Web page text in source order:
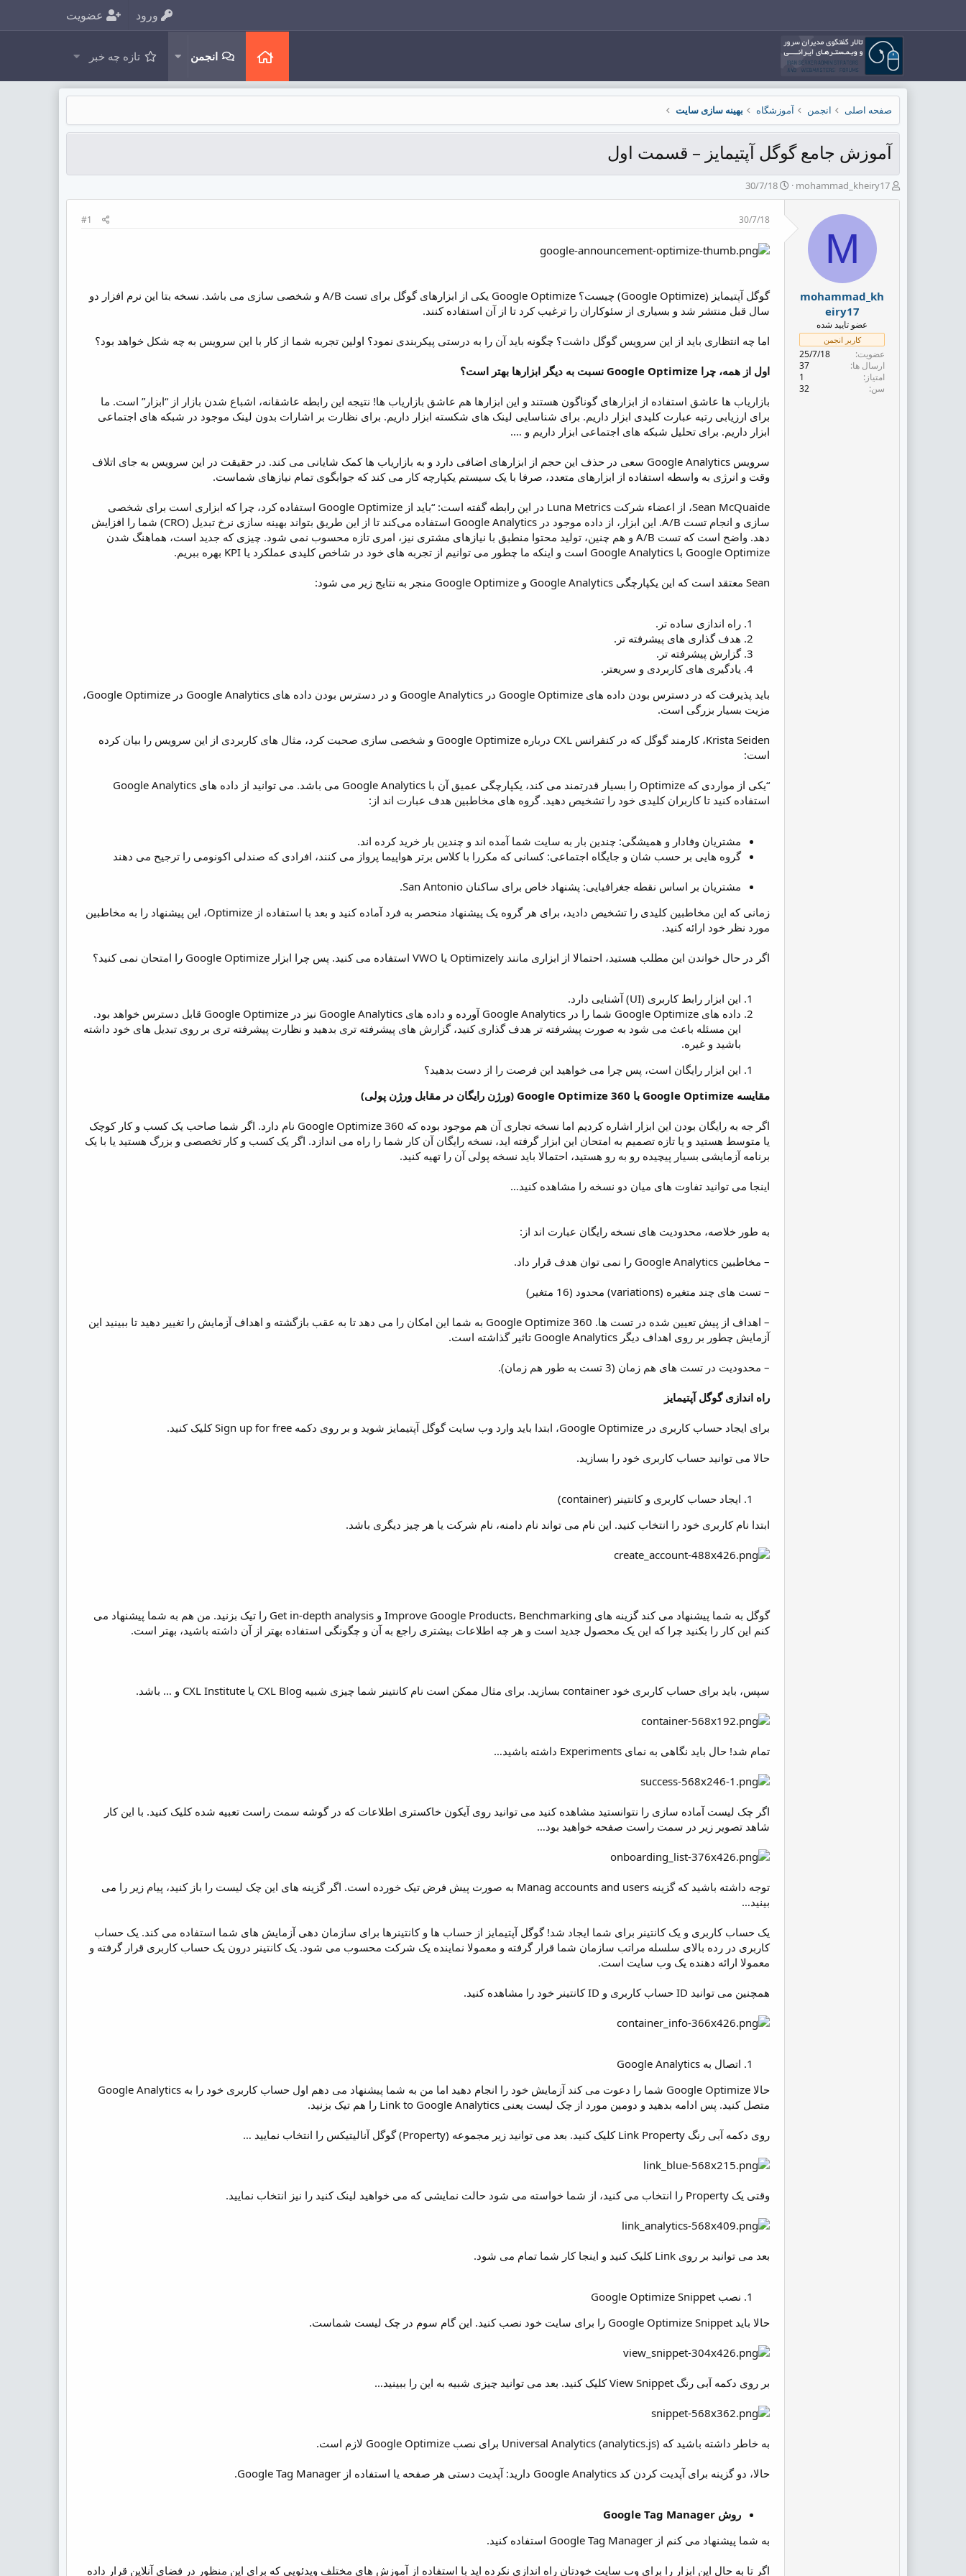
ورود عضویت
انجمن تازه چه خبر
صفحه اصلی انجمن آموزشگاه بهینه سازی سایت
آموزش جامع گوگل آپتیمایز – قسمت اول
ش
ر
mohammad_kheiry17
ت
ا
30/7/18
M
mohammad_kh
eiry17
عضو تایید شده
کاربر انجمن
عضویت
25/7/18
ارسال ها
37
امتیاز
1
سن
32
30/7/18
#1
گوگل آپتیمایز (Google Optimize) چیست؟ Google Optimize یکی از ابزارهای گوگل برای تست A/B و شخصی سازی می باشد. نسخه بتا این نرم افزار دو
سال قبل منتشر شد و بسیاری از سئوکاران را ترغیب کرد تا از آن استفاده کنند.
اما چه انتظاری باید از این سرویس گوگل داشت؟ چگونه باید آن را به درستی پیکربندی نمود؟ اولین تجربه شما از کار با این سرویس به چه شکل خواهد بود؟
اول از همه، چرا Google Optimize نسبت به دیگر ابزارها بهتر است؟
بازاریاب ها عاشق استفاده از ابزارهای گوناگون هستند و این ابزارها هم عاشق بازاریاب ها! نتیجه این رابطه عاشقانه، اشباع شدن بازار از “ابزار” است. ما
برای ارزیابی رتبه عبارت کلیدی ابزار داریم. برای شناسایی لینک های شکسته ابزار داریم. برای نظارت بر اشارات بدون لینک موجود در شبکه های اجتماعی
ابزار داریم. برای تحلیل شبکه های اجتماعی ابزار داریم و ….
سرویس Google Analytics سعی در حذف این حجم از ابزارهای اضافی دارد و به بازاریاب ها کمک شایانی می کند. در حقیقت در این سرویس به جای اتلاف
وقت و انرژی به واسطه استفاده از ابزارهای متعدد، صرفا با یک سیستم یکپارچه کار می کند که جوابگوی تمام نیازهای شماست.
Sean McQuaide، از اعضاء شرکت Luna Metrics در این رابطه گفته است: “باید از Google Optimize استفاده کرد، چرا که ابزاری است برای شخصی
سازی و انجام تست A/B. این ابزار، از داده موجود در Google Analytics استفاده می‌کند تا از این طریق بتواند بهینه سازی نرخ تبدیل (CRO) شما را افزایش
دهد. واضح است که تست A/B و هم چنین، تولید محتوا منطبق با نیازهای مشتری نیز، امری تازه محسوب نمی شود. چیزی که جدید است، هماهنگ شدن
Google Optimize با Google Analytics است و اینکه ما چطور می توانیم از تجربه های خود در شاخص کلیدی عملکرد یا KPI بهره ببریم.
Sean معتقد است که این یکپارچگی Google Analytics و Google Optimize منجر به نتایج زیر می شود:
راه اندازی ساده تر.
هدف گذاری های پیشرفته تر.
گزارش پیشرفته تر.
یادگیری های کاربردی و سریعتر.
باید پذیرفت که در دسترس بودن داده های Google Optimize در Google Analytics و در دسترس بودن داده های Google Analytics در Google Optimize،
مزیت بسیار بزرگی است.
Krista Seiden، کارمند گوگل که در کنفرانس CXL درباره Google Optimize و شخصی سازی صحبت کرد، مثال های کاربردی از این سرویس را بیان کرده
است:
“یکی از مواردی که Optimize را بسیار قدرتمند می کند، یکپارچگی عمیق آن با Google Analytics می باشد. می توانید از داده های Google Analytics
استفاده کنید تا کاربران کلیدی خود را تشخیص دهید. گروه های مخاطبین هدف عبارت اند از:
مشتریان وفادار و همیشگی: چندین بار به سایت شما آمده اند و چندین بار خرید کرده اند.
گروه هایی بر حسب شان و جایگاه اجتماعی: کسانی که مکررا با کلاس برتر هواپیما پرواز می کنند، افرادی که صندلی اکونومی را ترجیح می دهند
مشتریان بر اساس نقطه جغرافیایی: پشنهاد خاص برای ساکنان San Antonio.
زمانی که این مخاطبین کلیدی را تشخیص دادید، برای هر گروه یک پیشنهاد منحصر به فرد آماده کنید و بعد با استفاده از Optimize، این پیشنهاد را به مخاطبین
مورد نظر خود ارائه کنید.
اگر در حال خواندن این مطلب هستید، احتمالا از ابزاری مانند Optimizely یا VWO استفاده می کنید. پس چرا ابزار Google Optimize را امتحان نمی کنید؟
این ابزار رابط کاربری (UI) آشنایی دارد.
داده های Google Optimize شما را در Google Analytics آورده و داده های Google Analytics نیز در Google Optimize قابل دسترس خواهد بود.
این مسئله باعث می شود به صورت پیشرفته تر هدف گذاری کنید، گزارش های پیشرفته تری بدهید و نظارت پیشرفته تری بر روی تبدیل های خود داشته
باشید و غیره.
این ابزار رایگان است، پس چرا می خواهید این فرصت را از دست بدهید؟
مقایسه Google Optimize با Google Optimize 360 (ورژن رایگان در مقابل ورژن پولی)
اگر جه به رایگان بودن این ابزار اشاره کردیم اما نسخه تجاری آن هم موجود بوده که Google Optimize 360 نام دارد. اگر شما صاحب یک کسب و کار کوچک
یا متوسط هستید و یا تازه تصمیم به امتحان این ابزار گرفته اید، نسخه رایگان آن کار شما را راه می اندازد. اگر یک کسب و کار تخصصی و بزرگ هستید یا با یک
برنامه آزمایشی بسیار پیچیده رو به رو هستید، احتمالا باید نسخه پولی آن را تهیه کنید.
اینجا می توانید تفاوت های میان دو نسخه را مشاهده کنید…
به طور خلاصه، محدودیت های نسخه رایگان عبارت اند از:
– مخاطبین Google Analytics را نمی توان هدف قرار داد.
– تست های چند متغیره (variations) محدود (16 متغیر)
– اهداف از پیش تعیین شده در تست ها. Google Optimize 360 به شما این امکان را می دهد تا به عقب بازگشته و اهداف آزمایش را تغییر دهید تا ببینید این
آزمایش چطور بر روی اهداف دیگر Google Analytics تاثیر گذاشته است.
– محدودیت در تست های هم زمان (3 تست به طور هم زمان).
راه اندازی گوگل آپتیمایز
برای ایجاد حساب کاربری در Google Optimize، ابتدا باید وارد وب سایت گوگل آپتیمایز شوید و بر روی دکمه Sign up for free کلیک کنید.
حالا می توانید حساب کاربری خود را بسازید.
ایجاد حساب کاربری و کانتینر (container)
ابتدا نام کاربری خود را انتخاب کنید. این نام می تواند نام دامنه، نام شرکت یا هر چیز دیگری باشد.
گوگل به شما پیشنهاد می کند گزینه های Improve Google Products، Benchmarking و Get in-depth analysis را تیک بزنید. من هم به شما پیشنهاد می
کنم این کار را بکنید چرا که این یک محصول جدید است و هر چه اطلاعات بیشتری راجع به آن و چگونگی استفاده بهتر از آن داشته باشید، بهتر است.
سپس، باید برای حساب کاربری خود container بسازید. برای مثال ممکن است نام کانتینر شما چیزی شبیه CXL Blog یا CXL Institute و … باشد.
تمام شد! حال باید نگاهی به نمای Experiments داشته باشید…
اگر چک لیست آماده سازی را نتوانستید مشاهده کنید می توانید روی آیکون خاکستری اطلاعات که در گوشه سمت راست تعبیه شده کلیک کنید. با این کار
شاهد تصویر زیر در سمت راست صفحه خواهید بود…
توجه داشته باشید که گزینه Manag accounts and users به صورت پیش فرض تیک خورده است. اگر گزینه های این چک لیست را باز کنید، پیام زیر را می
بینید…
یک حساب کاربری و یک کانتینر برای شما ایجاد شد! گوگل آپتیمایز از حساب ها و کانتینرها برای سازمان دهی آزمایش های شما استفاده می کند. یک حساب
کاربری در رده بالای سلسله مراتب سازمان شما قرار گرفته و معمولا نماینده یک شرکت محسوب می شود. یک کانتینر درون یک حساب کاربری قرار گرفته و
معمولا ارائه دهنده یک وب سایت است.
همچنین می توانید ID حساب کاربری و ID کانتینر خود را مشاهده کنید.
اتصال به Google Analytics
حالا Google Optimize شما را دعوت می کند آزمایش خود را انجام دهید اما من به شما پیشنهاد می دهم اول حساب کاربری خود را به Google Analytics
متصل کنید. پس ادامه بدهید و دومین مورد از چک لیست یعنی Link to Google Analytics را هم تیک بزنید.
روی دکمه آبی رنگ Link Property کلیک کنید. بعد می توانید زیر مجموعه (Property) گوگل آنالیتیکس را انتخاب نمایید …
وقتی یک Property را انتخاب می کنید، از شما خواسته می شود حالت نمایشی که می خواهید لینک کنید را نیز انتخاب نمایید.
بعد می توانید بر روی Link کلیک کنید و اینجا کار شما تمام می شود.
نصب Google Optimize Snippet
حالا باید Google Optimize Snippet را برای سایت خود نصب کنید. این گام سوم در چک لیست شماست.
بر روی دکمه آبی رنگ View Snippet کلیک کنید. بعد می توانید چیزی شبیه به این را ببینید…
به خاطر داشته باشید که (Universal Analytics (analytics.js برای نصب Google Optimize لازم است.
حالا، دو گزینه برای آپدیت کردن کد Google Analytics دارید: آپدیت دستی هر صفحه یا استفاده از Google Tag Manager.
روش Google Tag Manager
به شما پیشنهاد می کنم از Google Tag Manager استفاده کنید.
اگر تا به حال این ابزار را برای وب سایت خودتان راه اندازی نکرده اید با استفاده از آموزش های مختلف ویدئویی که برای این منظور در فضای آنلاین قرار داده